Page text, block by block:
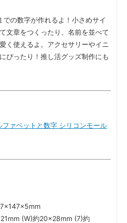
の数字が作れるよ！小さめサイ
文章をつくったり、名前を並べて
く使えるよ。アクセサリーやイニ
ぴったり！推し活グッズ制作にも
ァベットと数字 シリコンモール
(W)約20×28mm (7)約